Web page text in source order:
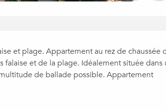
et plage. Appartement au rez de chaussée
et de la plage. Idéalement située dans
de ballade possible. Appartement